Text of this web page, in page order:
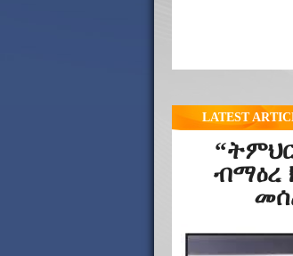
LATEST
ብማዕረ